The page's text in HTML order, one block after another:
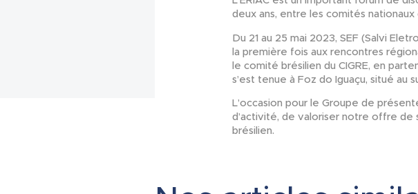
deux ans, entre les comités nationaux
Du 21 au 25 mai 2023, SEF (Salvi
la première fois aux rencontres
le comité brésilien du CIGRE, en
s’est tenue à Foz do Iguaçu, situé au
L’occasion pour le Groupe de
d’activité, de valoriser notre offre
brésilien.